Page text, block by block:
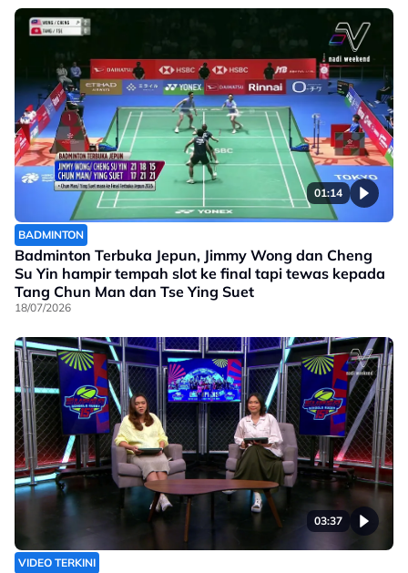
01:14
BADMINTON
Badminton Terbuka Jepun, Jimmy Wong dan Cheng
Su Yin hampir tempah slot ke final tapi tewas kepada
Tang Chun Man dan Tse Ying Suet
18/07/2026
03:37
VIDEO TERKINI